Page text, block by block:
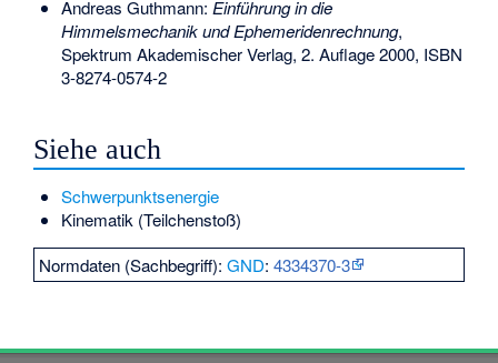
Andreas Guthmann: Einführung in die
Himmelsmechanik und Ephemeridenrechnung,
Spektrum Akademischer Verlag, 2. Auflage 2000, ISBN
3-8274-0574-2
Siehe auch
Schwerpunktsenergie
Kinematik (Teilchenstoß)
Normdaten (Sachbegriff):GND:4334370-3